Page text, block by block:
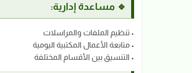
🔹 مساعدة إدارية:
• تنظيم الملفات والمراسلات
• متابعة الأعمال المكتبية اليومية
• التنسيق بين الأقسام المختلفة